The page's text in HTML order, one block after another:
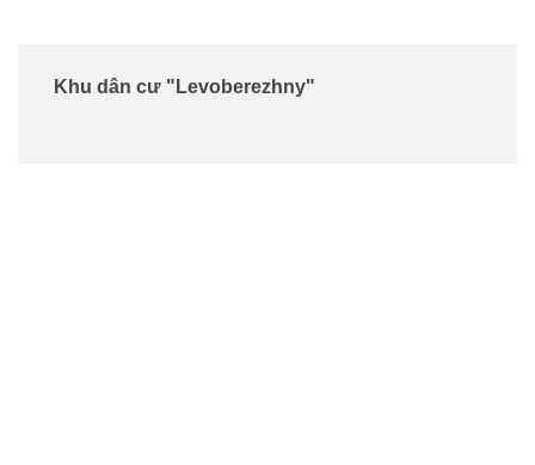
Khu dân cư "Levoberezhny"